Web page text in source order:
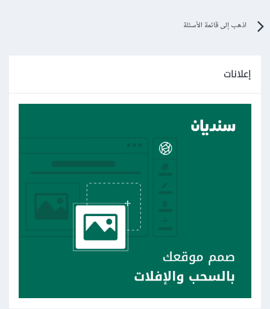
اذهب إلى قائمة الأسئلة
إعلانات